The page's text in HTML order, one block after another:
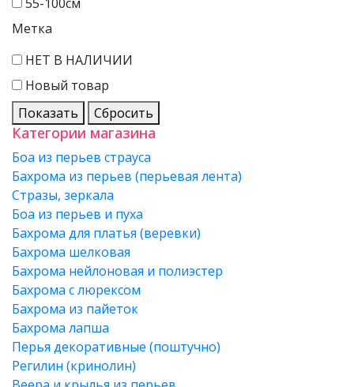
Метка
НЕТ В НАЛИЧИИ
Новый товар
Показать
Сбросить
Категории магазина
Боа из перьев страуса
Бахрома из перьев (перьевая лента)
Стразы, зеркала
Боа из перьев и пуха
Бахрома для платья (веревки)
Бахрома шелковая
Бахрома нейлоновая и полиэстер
Бахрома с люрексом
Бахрома из пайеток
Бахрома лапша
Перья декоративные (поштучно)
Регилин (кринолин)